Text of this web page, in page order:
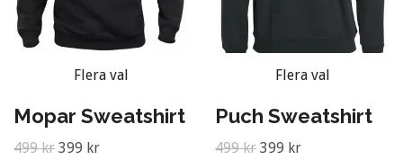
Flera val
Mopar Sweatshirt
499 kr 399 kr
Flera val
Puch Sweatshirt
499 kr 399 kr